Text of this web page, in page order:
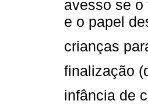
avesso se
e o papel
crianças
finalização
infância de